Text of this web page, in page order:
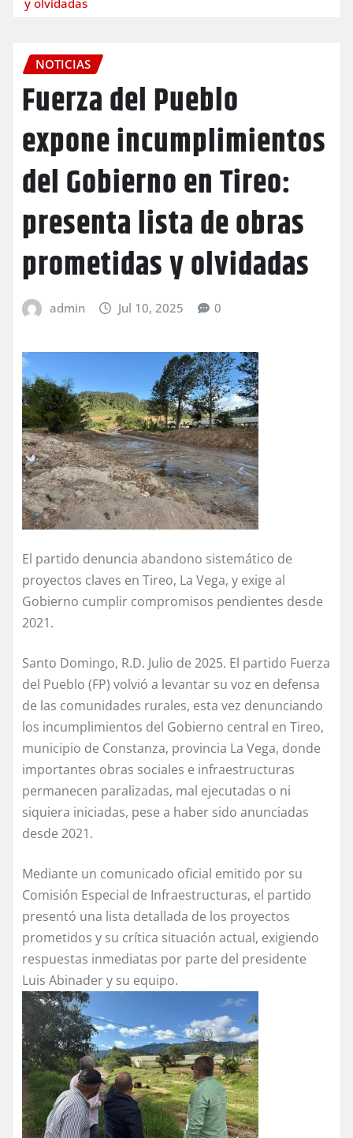
NOTICIAS
Fuerza del Pueblo
expone incumplimientos
del Gobierno en Tireo:
presenta lista de obras
prometidas y olvidadas
admin Jul 10, 2025 0
El partido denuncia abandono sistemático de
proyectos claves en Tireo, La Vega, y exige al
Gobierno cumplir compromisos pendientes desde
2021.
Santo Domingo, R.D. Julio de 2025. El partido Fuerza
del Pueblo (FP) volvió a levantar su voz en defensa
de las comunidades rurales, esta vez denunciando
los incumplimientos del Gobierno central en Tireo,
municipio de Constanza, provincia La Vega, donde
importantes obras sociales e infraestructuras
permanecen paralizadas, mal ejecutadas o ni
siquiera iniciadas, pese a haber sido anunciadas
desde 2021.
Mediante un comunicado oficial emitido por su
Comisión Especial de Infraestructuras, el partido
presentó una lista detallada de los proyectos
prometidos y su crítica situación actual, exigiendo
respuestas inmediatas por parte del presidente
Luis Abinader y su equipo.